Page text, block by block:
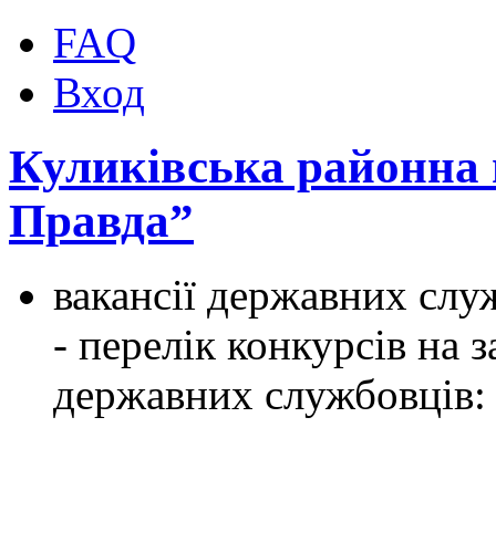
FAQ
Вход
Куликівська
Правда”
вакансії державних
- перелік конкурсів на
державних службовців: